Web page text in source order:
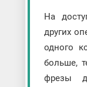
На
других
одного
больше,
фрезы